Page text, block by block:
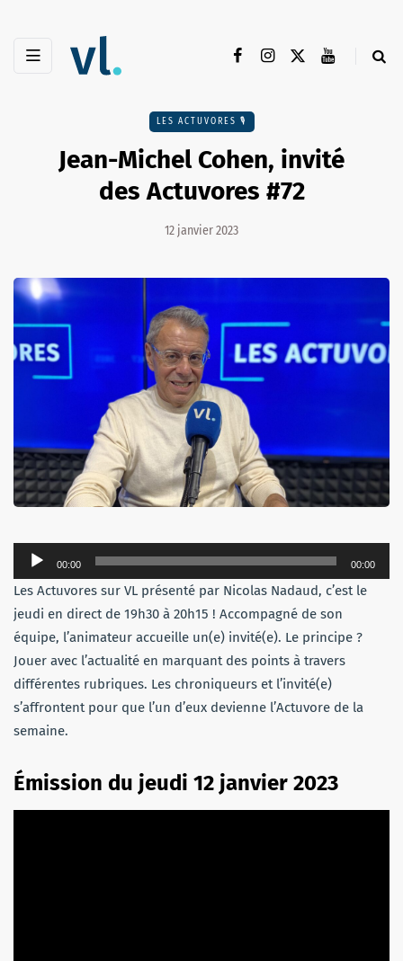
LES ACTUVORES 🎙
Jean-Michel Cohen, invité
des Actuvores #72
12 janvier 2023
Lecteur
audio
00:00 00:00
Les Actuvores sur VL présenté par Nicolas Nadaud, c’est le
jeudi en direct de 19h30 à 20h15 ! Accompagné de son
équipe, l’animateur accueille un(e) invité(e). Le principe ?
Jouer avec l’actualité en marquant des points à travers
différentes rubriques. Les chroniqueurs et l’invité(e)
s’affrontent pour que l’un d’eux devienne l’Actuvore de la
semaine.
Émission du jeudi 12 janvier 2023